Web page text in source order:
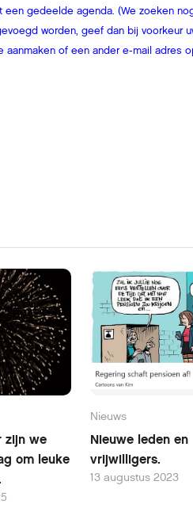
een gedeelde agenda. (We zoeken
worden, geef dan bij voorkeur
aanmaken of een ander e-mail adres
zijn we
om leuke
Nieuws
Nieuwe leden en
vrijwilligers.
13 augustus 2023